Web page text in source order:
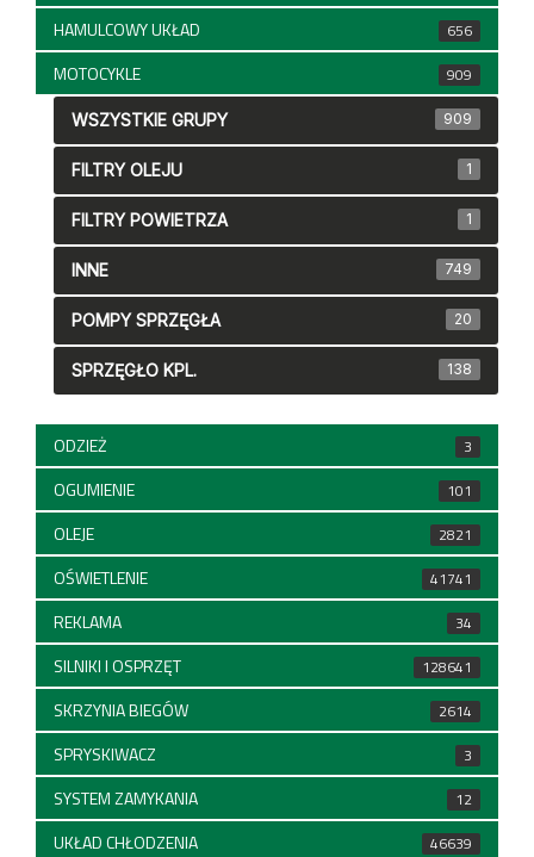
HAMULCOWY UKŁAD 656
MOTOCYKLE 909
WSZYSTKIE GRUPY 909
FILTRY OLEJU 1
FILTRY POWIETRZA 1
INNE 749
POMPY SPRZĘGŁA 20
SPRZĘGŁO KPL. 138
ODZIEŻ 3
OGUMIENIE 101
OLEJE 2821
OŚWIETLENIE 41741
REKLAMA 34
SILNIKI I OSPRZĘT 128641
SKRZYNIA BIEGÓW 2614
SPRYSKIWACZ 3
SYSTEM ZAMYKANIA 12
UKŁAD CHŁODZENIA 46639